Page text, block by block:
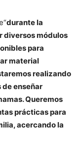
durante la
diversos módulos
para
material
realizando
de enseñar
Queremos
prácticas para
acercando la